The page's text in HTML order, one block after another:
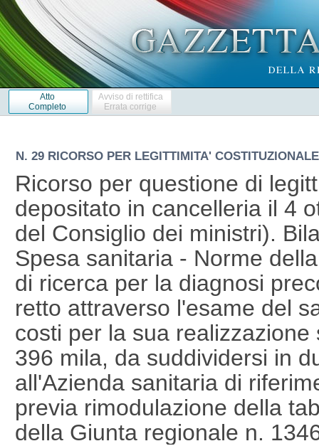
Atto
Completo
Avviso di rettifica
Errata corrige
N. 29 RICORSO PER LEGITTIMITA'
Ricorso per questione di
depositato in cancelleria il 4
del Consiglio dei ministri).
Spesa sanitaria - Norme
di ricerca per la diagnosi
retto attraverso l'esame del
costi per la sua
396 mila, da suddividersi in
all'Azienda sanitaria di
previa rimodulazione della
della Giunta regionale n.